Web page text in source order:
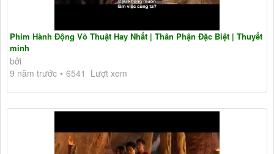
Phim Hành Động Võ Thuật Hay Nhất | Thân Phận Đặc Biệt | Thuyết
minh
bởi
9 năm trước
6541 Lượt xem